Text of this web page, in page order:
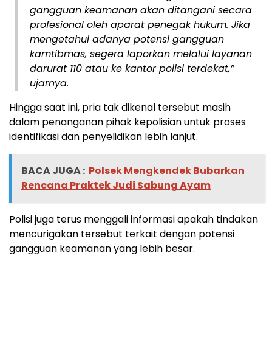
gangguan keamanan akan ditangani secara
profesional oleh aparat penegak hukum. Jika
mengetahui adanya potensi gangguan
kamtibmas, segera laporkan melalui layanan
darurat 110 atau ke kantor polisi terdekat,”
ujarnya.
Hingga saat ini, pria tak dikenal tersebut masih
dalam penanganan pihak kepolisian untuk proses
identifikasi dan penyelidikan lebih lanjut.
BACA JUGA : Polsek Mengkendek Bubarkan
Rencana Praktek Judi Sabung Ayam
Polisi juga terus menggali informasi apakah tindakan
mencurigakan tersebut terkait dengan potensi
gangguan keamanan yang lebih besar.